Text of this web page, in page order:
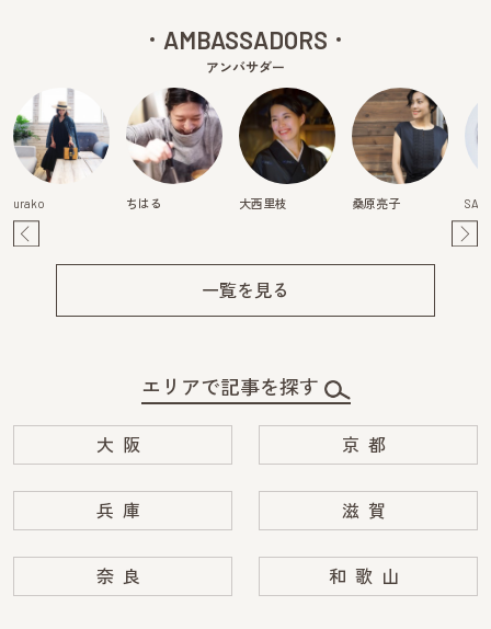
AMBASSADORS
アンバサダー
urako ちはる 大西里枝 桑原亮子
一覧を見る
エリアで記事を探す
大阪 京都
兵庫 滋賀
奈良 和歌山